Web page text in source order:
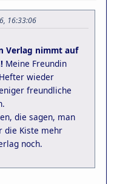
16:33:06
Verlag nimmt auf
Meine Freundin
wieder
freundliche
die sagen, man
die Kiste mehr
noch.